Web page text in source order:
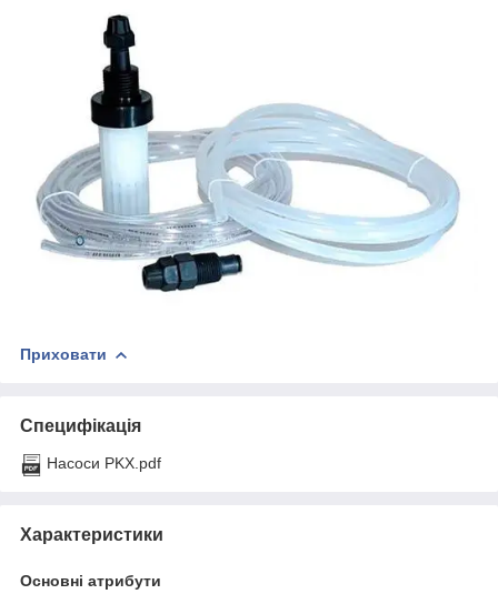
Приховати
Специфікація
Насоси PKX.pdf
Характеристики
Основні атрибути